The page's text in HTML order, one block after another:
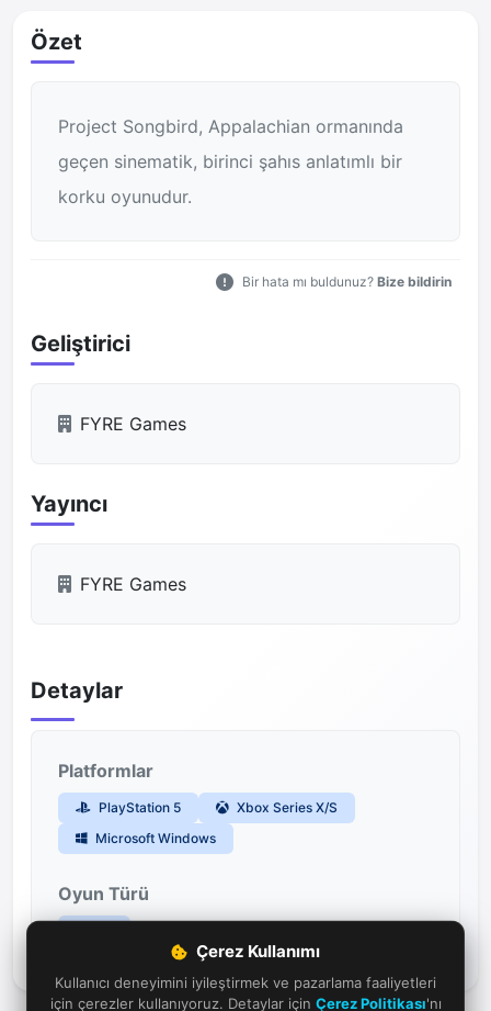
Çerez Kullanımı
Kullanıcı deneyimini iyileştirmek ve pazarlama faaliyetleri
için çerezler kullanıyoruz. Detaylar için Çerez Politikası'nı
Özet
Project Songbird, Appalachian ormanında
geçen sinematik, birinci şahıs anlatımlı bir
korku oyunudur.
Bir hata mı buldunuz? Bize bildirin
Geliştirici
FYRE Games
Yayıncı
FYRE Games
Detaylar
Platformlar
PlayStation 5
Xbox Series X/S
Microsoft Windows
Oyun Türü